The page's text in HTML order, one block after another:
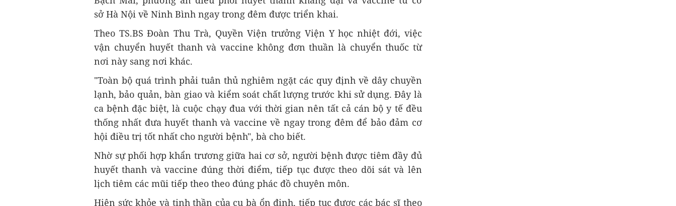
sở Hà Nội về Ninh Bình ngay trong đêm được triển khai.
Theo TS.BS Đoàn Thu Trà, Quyền Viện trưởng Viện Y học nhiệt đới, việc
vận chuyển huyết thanh và vaccine không đơn thuần là chuyển thuốc từ
nơi này sang nơi khác.
"Toàn bộ quá trình phải tuân thủ nghiêm ngặt các quy định về dây chuyền
lạnh, bảo quản, bàn giao và kiểm soát chất lượng trước khi sử dụng. Đây là
ca bệnh đặc biệt, là cuộc chạy đua với thời gian nên tất cả cán bộ y tế đều
thống nhất đưa huyết thanh và vaccine về ngay trong đêm để bảo đảm cơ
hội điều trị tốt nhất cho người bệnh", bà cho biết.
Nhờ sự phối hợp khẩn trương giữa hai cơ sở, người bệnh được tiêm đầy đủ
huyết thanh và vaccine đúng thời điểm, tiếp tục được theo dõi sát và lên
lịch tiêm các mũi tiếp theo theo đúng phác đồ chuyên môn.
Hiện sức khỏe và tinh thần của cụ bà ổn định, tiếp tục được các bác sĩ theo